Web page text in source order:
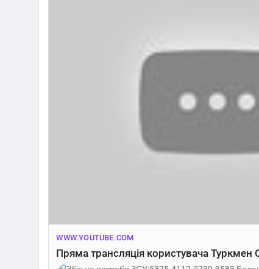
WWW.YOUTUBE.COM
Пряма трансляція користувача Туркмен